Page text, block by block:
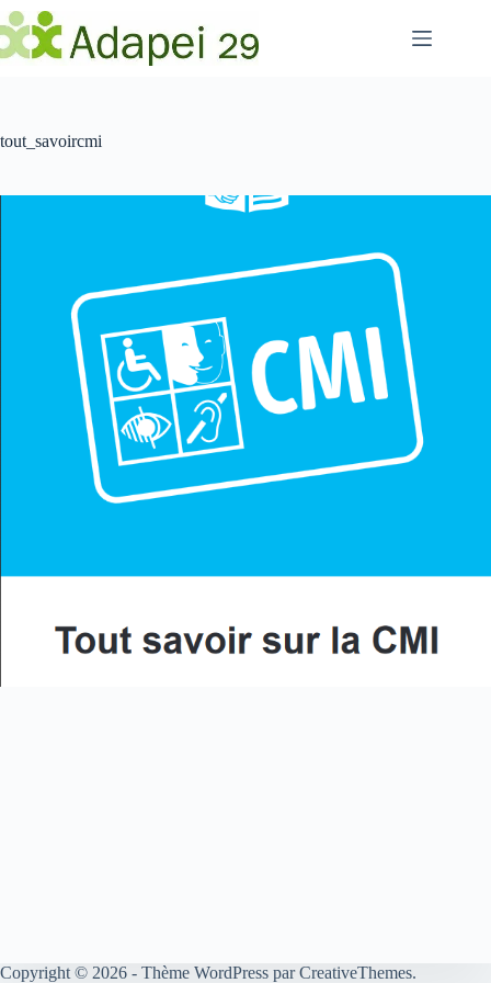
Passer
au
contenu
tout_savoircmi
Copyright © 2026 - Thème WordPress parCreativeThemes.